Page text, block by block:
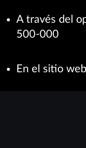
A través del
500-000
En el sitio web